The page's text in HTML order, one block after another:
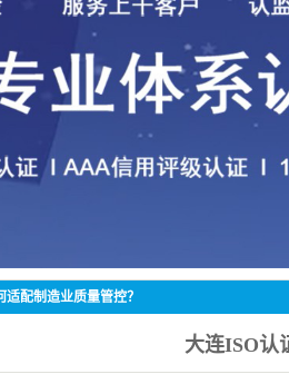
配制造业质量管控？
大连ISO认